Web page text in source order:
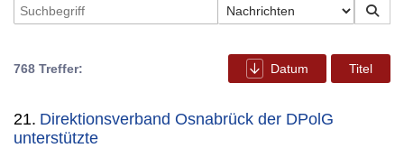
768 Treffer: Datum Titel
21. Direktionsverband Osnabrück der DPolG
unterstützte